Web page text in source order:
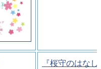
『桜守のはな